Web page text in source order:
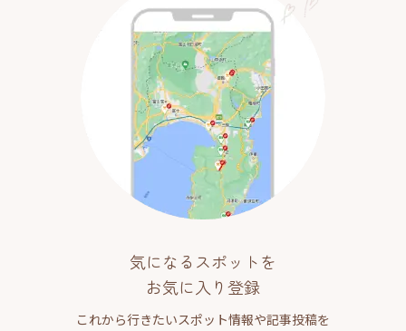
気になるスポットを
お気に入り登録
これから行きたいスポット情報や記事投稿を